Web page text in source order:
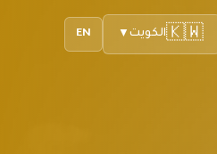
EN 🇰🇼الكويت ▼